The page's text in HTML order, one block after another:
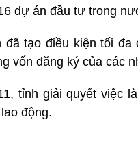
dự án đầu tư trong
đã tạo điều kiện tối
vốn đăng ký của các
tỉnh giải quyết việc
động.